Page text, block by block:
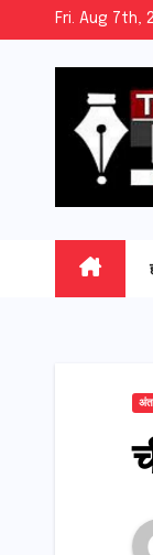
Fri. Aug 7th,